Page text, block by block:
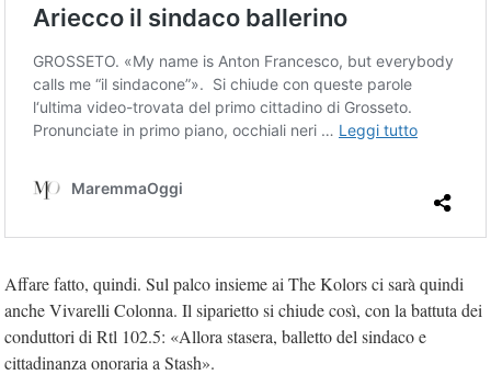
Affare fatto, quindi. Sul palco insieme ai The Kolors ci sarà quindi
anche Vivarelli Colonna. Il siparietto si chiude così, con la battuta dei
conduttori di Rtl 102.5: «Allora stasera, balletto del sindaco e
cittadinanza onoraria a Stash».